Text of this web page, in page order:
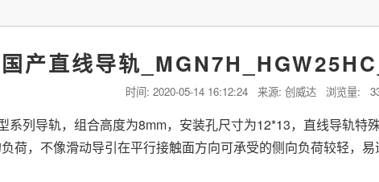
国产直线导轨
时间: 2020-05-14 16:12:24 来源: 创威达 浏览量:
系列导轨，组合高度为8mm，安装孔尺寸为12*13，直线导轨特
荷，不像滑动导引在平行接触面方向可承受的侧向负荷较轻，易